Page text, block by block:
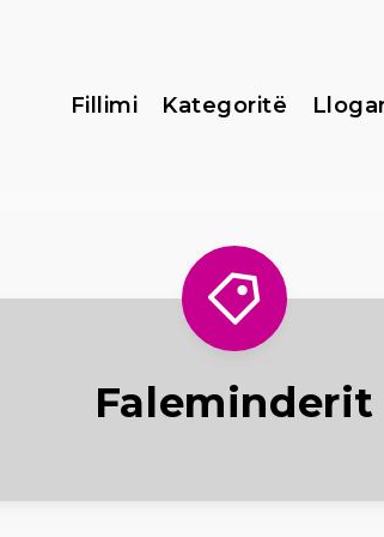
Fillimi Kategoritë
Faleminderit